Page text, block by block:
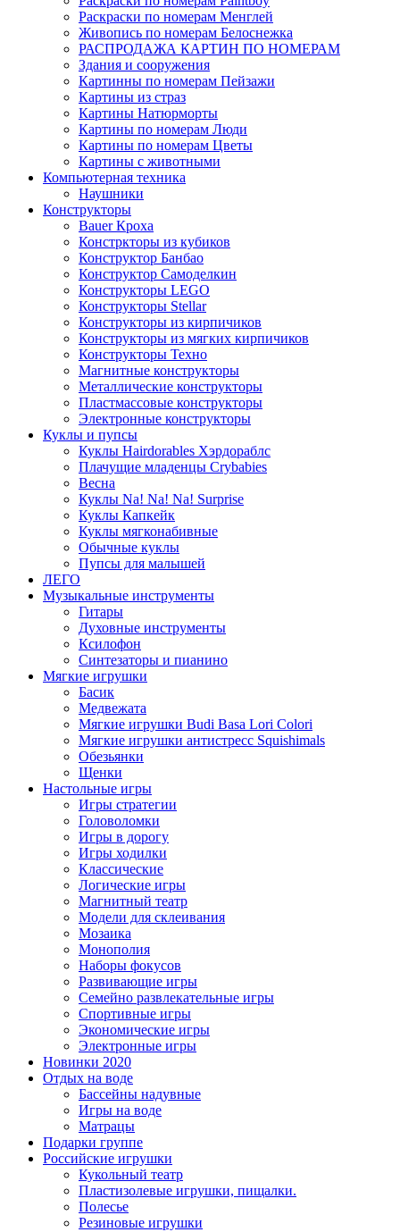
Раскраски по номерам Менглей
Живопись по номерам Белоснежка
РАСПРОДАЖА КАРТИН ПО НОМЕРАМ
Здания и сооружения
Картинны по номерам Пейзажи
Картины из страз
Картины Натюрморты
Картины по номерам Люди
Картины по номерам Цветы
Картины с животными
Компьютерная техника
Наушники
Конструкторы
Bauer Кроха
Констркторы из кубиков
Конструктор Банбао
Конструктор Самоделкин
Конструкторы LEGO
Конструкторы Stellar
Конструкторы из кирпичиков
Конструкторы из мягких кирпичиков
Конструкторы Техно
Магнитные конструкторы
Металлические конструкторы
Пластмассовые конструкторы
Электронные конструкторы
Куклы и пупсы
Куклы Hairdorables Хэрдораблс
Плачущие младенцы Crybabies
Весна
Куклы Na! Na! Na! Surprise
Куклы Капкейк
Куклы мягконабивные
Обычные куклы
Пупсы для малышей
ЛЕГО
Музыкальные инструменты
Гитары
Духовные инструменты
Ксилофон
Синтезаторы и пианино
Мягкие игрушки
Басик
Медвежата
Мягкие игрушки Budi Basa Lori Colori
Мягкие игрушки антистресс Squishimals
Обезьянки
Щенки
Настольные игры
Игры стратегии
Головоломки
Игры в дорогу
Игры ходилки
Классические
Логические игры
Магнитный театр
Модели для склеивания
Мозаика
Монополия
Наборы фокусов
Развивающие игры
Семейно развлекательные игры
Спортивные игры
Экономические игры
Электронные игры
Новинки 2020
Отдых на воде
Бассейны надувные
Игры на воде
Матрацы
Подарки группе
Российские игрушки
Кукольный театр
Пластизолевые игрушки, пищалки.
Полесье
Резиновые игрушки